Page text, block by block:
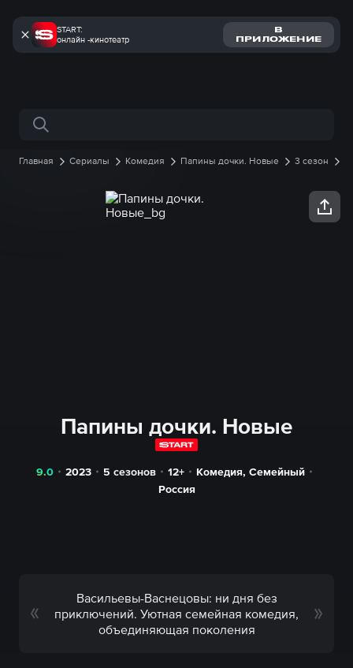
START:
онлайн -кинотеатр
В
ПРИЛОЖЕНИЕ
Поиск по сайту
Главная Сериалы Комедия Папины дочки. Новые
3 сезон
Папины дочки. Новые
9.0 2023 5 сезонов 12+ Комедия,Семейный
Россия
Васильевы-Васнецовы: ни дня без
приключений. Уютная семейная комедия,
объединяющая поколения